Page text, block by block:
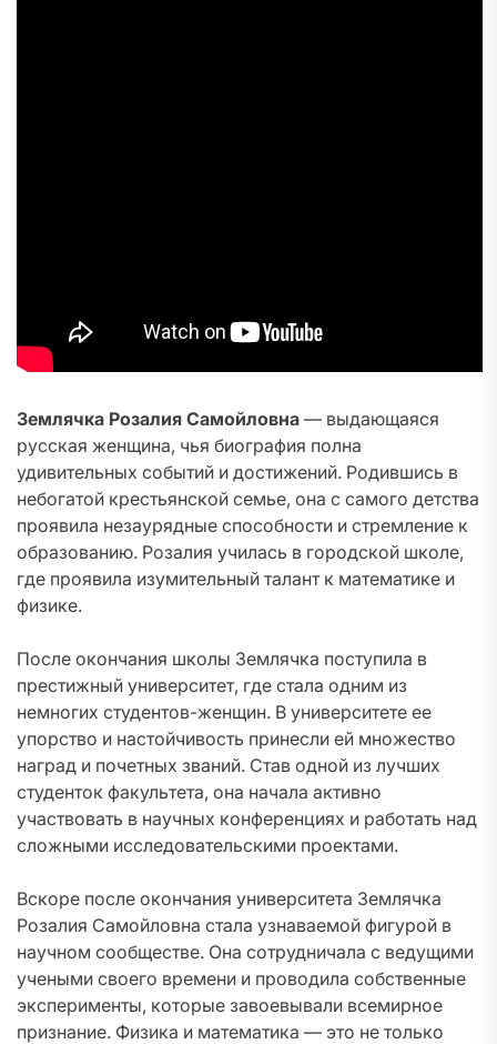
Землячка Розалия Самойловна — выдающаяся
русская женщина, чья биография полна
удивительных событий и достижений. Родившись в
небогатой крестьянской семье, она с самого детства
проявила незаурядные способности и стремление к
образованию. Розалия училась в городской школе,
где проявила изумительный талант к математике и
физике.
После окончания школы Землячка поступила в
престижный университет, где стала одним из
немногих студентов-женщин. В университете ее
упорство и настойчивость принесли ей множество
наград и почетных званий. Став одной из лучших
студенток факультета, она начала активно
участвовать в научных конференциях и работать над
сложными исследовательскими проектами.
Вскоре после окончания университета Землячка
Розалия Самойловна стала узнаваемой фигурой в
научном сообществе. Она сотрудничала с ведущими
учеными своего времени и проводила собственные
эксперименты, которые завоевывали всемирное
признание. Физика и математика — это не только